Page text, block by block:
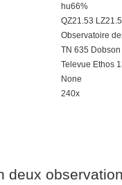
hu66%
QZ21.53
Observatoire
TN 635
Televue Ethos
None
240x
deux